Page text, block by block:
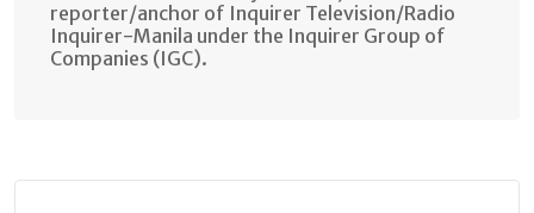
reporter/anchor of Inquirer Television/Radio
Inquirer-Manila under the Inquirer Group of
Companies (IGC).